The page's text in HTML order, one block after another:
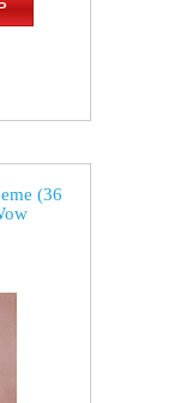
(36